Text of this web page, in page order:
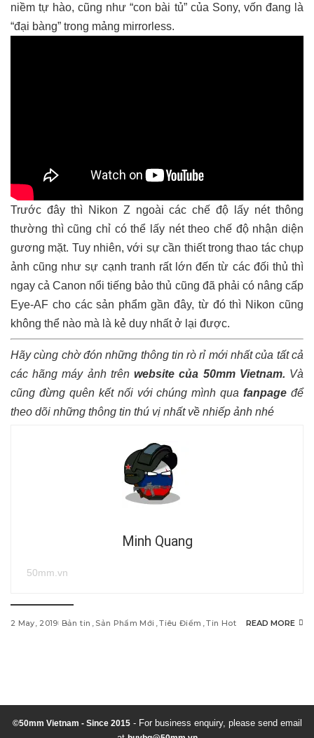
niềm tự hào, cũng như “con bài tủ” của Sony, vốn đang là
“đại bàng” trong mảng mirrorless.
Trước đây thì Nikon Z ngoài các chế độ lấy nét thông
thường thì cũng chỉ có thể lấy nét theo chế độ nhận diện
gương mặt. Tuy nhiên, với sự cần thiết trong thao tác chụp
ảnh cũng như sự cạnh tranh rất lớn đến từ các đối thủ thì
ngay cả Canon nổi tiếng bảo thủ cũng đã phải có nâng cấp
Eye-AF cho các sản phẩm gần đây, từ đó thì Nikon cũng
không thể nào mà là kẻ duy nhất ở lại được.
Hãy cùng chờ đón những thông tin rò rỉ mới nhất của tất cả
các hãng máy ảnh trênwebsite của 50mm Vietnam. Và
cũng đừng quên kết nối với chúng mình quafanpage để
theo dõi những thông tin thú vị nhất về nhiếp ảnh nhé
Minh Quang
50mm.vn
2 May, 2019 Bản tin Sản Phẩm Mới Tiêu Điểm Tin Hot READ MORE
n
d
©50mm Vietnam - Since 2015- For business enquiry, please send email